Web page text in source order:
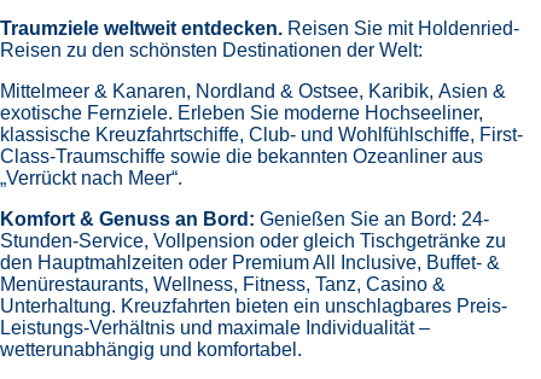
Traumziele weltweit entdecken. Reisen Sie mit Holdenried-
Reisen zu den schönsten Destinationen der Welt:
Mittelmeer & Kanaren, Nordland & Ostsee, Karibik, Asien &
exotische Fernziele. Erleben Sie moderne Hochseeliner,
klassische Kreuzfahrtschiffe, Club- und Wohlfühlschiffe, First-
Class-Traumschiffe sowie die bekannten Ozeanliner aus
„Verrückt nach Meer“.
Komfort & Genuss an Bord: Genießen Sie an Bord: 24-
Stunden-Service, Vollpension oder gleich Tischgetränke zu
den Hauptmahlzeiten oder Premium All Inclusive, Buffet- &
Menürestaurants, Wellness, Fitness, Tanz, Casino &
Unterhaltung. Kreuzfahrten bieten ein unschlagbares Preis-
Leistungs-Verhältnis und maximale Individualität –
wetterunabhängig und komfortabel.